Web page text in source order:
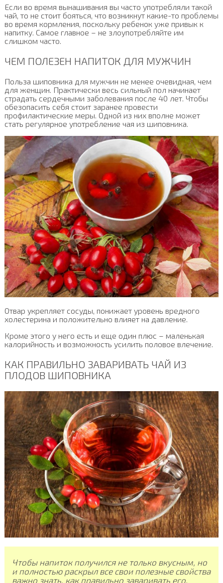
Если во время вынашивания вы часто употребляли такой
чай, то не стоит бояться, что возникнут какие-то проблемы
во время кормления, поскольку ребенок уже привык к
напитку. Самое главное – не злоупотребляйте им
слишком часто.
ЧЕМ ПОЛЕЗЕН НАПИТОК ДЛЯ МУЖЧИН
Польза шиповника для мужчин не менее очевидная, чем
для женщин. Практически весь сильный пол начинает
страдать сердечными заболевания после 40 лет. Чтобы
обезопасить себя стоит заранее провести
профилактические меры. Одной из них вполне может
стать регулярное употребление чая из шиповника.
Отвар укрепляет сосуды, понижает уровень вредного
холестерина и положительно влияет на давление.
Кроме этого у него есть и еще один плюс – маленькая
калорийность и возможность усилить половое влечение.
КАК ПРАВИЛЬНО ЗАВАРИВАТЬ ЧАЙ ИЗ
ПЛОДОВ ШИПОВНИКА
Чтобы напиток получился не только вкусным, но
и полностью раскрыл все свои полезные свойства
важно знать, как правильно заваривать его.